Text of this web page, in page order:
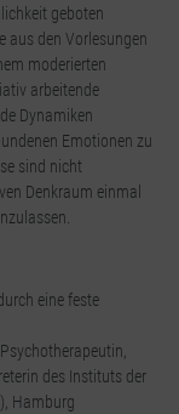
geboten
aus den Vorlesungen
moderierten
arbeitende
Dynamiken
Emotionen zu
sind nicht
Denkraum einmal
eine feste
des Instituts der
Hamburg